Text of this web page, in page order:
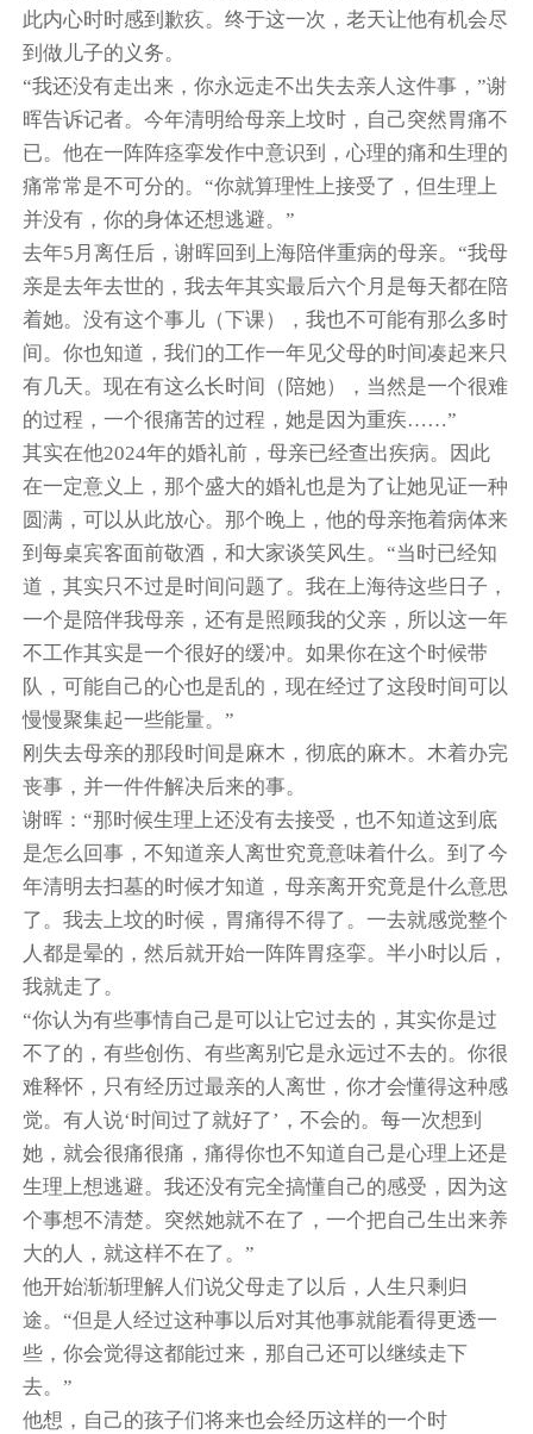
此内心时时感到歉疚。终于这一次，老天让他有机会尽
到做儿子的义务。
“我还没有走出来，你永远走不出失去亲人这件事，”谢
晖告诉记者。今年清明给母亲上坟时，自己突然胃痛不
已。他在一阵阵痉挛发作中意识到，心理的痛和生理的
痛常常是不可分的。“你就算理性上接受了，但生理上
并没有，你的身体还想逃避。”
去年5月离任后，谢晖回到上海陪伴重病的母亲。“我母
亲是去年去世的，我去年其实最后六个月是每天都在陪
着她。没有这个事儿（下课），我也不可能有那么多时
间。你也知道，我们的工作一年见父母的时间凑起来只
有几天。现在有这么长时间（陪她），当然是一个很难
的过程，一个很痛苦的过程，她是因为重疾……”
其实在他2024年的婚礼前，母亲已经查出疾病。因此
在一定意义上，那个盛大的婚礼也是为了让她见证一种
圆满，可以从此放心。那个晚上，他的母亲拖着病体来
到每桌宾客面前敬酒，和大家谈笑风生。“当时已经知
道，其实只不过是时间问题了。我在上海待这些日子，
一个是陪伴我母亲，还有是照顾我的父亲，所以这一年
不工作其实是一个很好的缓冲。如果你在这个时候带
队，可能自己的心也是乱的，现在经过了这段时间可以
慢慢聚集起一些能量。”
刚失去母亲的那段时间是麻木，彻底的麻木。木着办完
丧事，并一件件解决后来的事。
谢晖：“那时候生理上还没有去接受，也不知道这到底
是怎么回事，不知道亲人离世究竟意味着什么。到了今
年清明去扫墓的时候才知道，母亲离开究竟是什么意思
了。我去上坟的时候，胃痛得不得了。一去就感觉整个
人都是晕的，然后就开始一阵阵胃痉挛。半小时以后，
我就走了。
“你认为有些事情自己是可以让它过去的，其实你是过
不了的，有些创伤、有些离别它是永远过不去的。你很
难释怀，只有经历过最亲的人离世，你才会懂得这种感
觉。有人说‘时间过了就好了’，不会的。每一次想到
她，就会很痛很痛，痛得你也不知道自己是心理上还是
生理上想逃避。我还没有完全搞懂自己的感受，因为这
个事想不清楚。突然她就不在了，一个把自己生出来养
大的人，就这样不在了。”
他开始渐渐理解人们说父母走了以后，人生只剩归
途。“但是人经过这种事以后对其他事就能看得更透一
些，你会觉得这都能过来，那自己还可以继续走下
去。”
他想，自己的孩子们将来也会经历这样的一个时